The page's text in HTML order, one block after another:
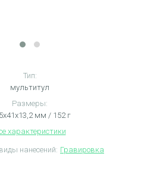
Тип:
мультитул
Размеры:
мм / 152 г
характеристики
нанесений: Гравировка